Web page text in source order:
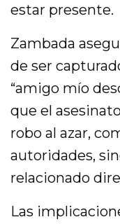
estar presente.
Zambada
de ser
“amigo mío
que el
robo al azar,
autoridades,
relacionado
Las